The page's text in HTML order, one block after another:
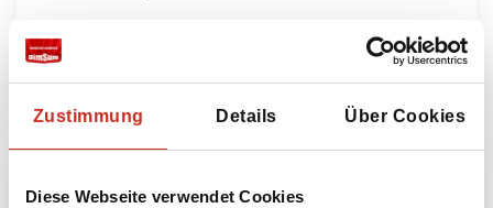
Zustimmung Details Über Cookies
Diese Webseite verwendet Cookies